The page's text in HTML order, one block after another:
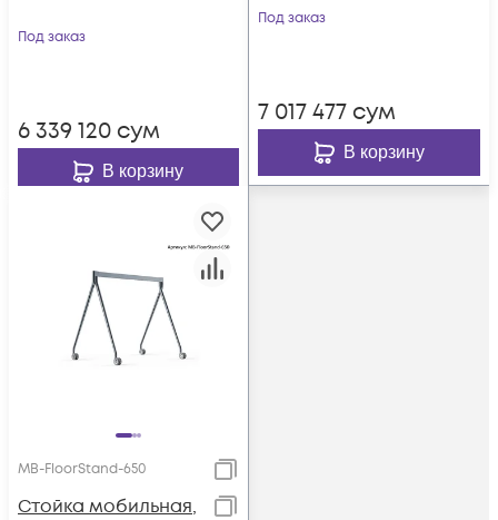
Под заказ
6 339 120 сум
В корзину
Под заказ
7 017 477 сум
В корзину
MB-FloorStand-650
Стойка мобильная,